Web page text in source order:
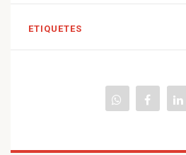
ETIQUETES